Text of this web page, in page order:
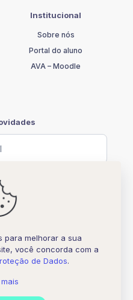
Institucional
Sobre nós
Portal do aluno
AVA – Moodle
37.117.877.0001-77
Reservados
Digital Creative
para melhorar a sua
você concorda com a
de Dados.